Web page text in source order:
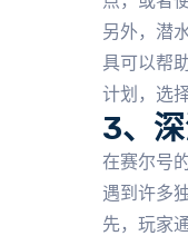
另外，潜
具可以帮
计划，选
3、
在赛尔号
遇到许多
先，玩家